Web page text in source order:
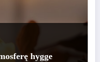
hygge